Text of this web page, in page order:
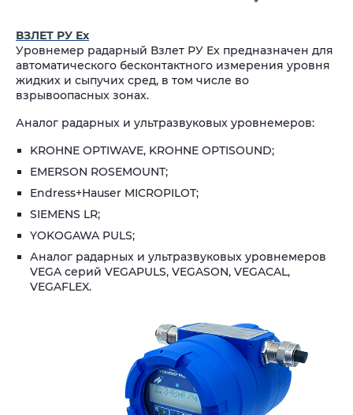
ВЗЛЕТ РУ Ех
Уровнемер радарный Взлет РУ Ex предназначен для
автоматического бесконтактного измерения уровня
жидких и сыпучих сред, в том числе во
взрывоопасных зонах.
Аналог радарных и ультразвуковых уровнемеров:
KROHNE OPTIWAVE, KROHNE OPTISOUND;
EMERSON ROSEMOUNT;
Endress+Hauser MICROPILOT;
SIEMENS LR;
YOKOGAWA PULS;
Аналог радарных и ультразвуковых уровнемеров
VEGA серий VEGAPULS, VEGASON, VEGACAL,
VEGAFLEX.